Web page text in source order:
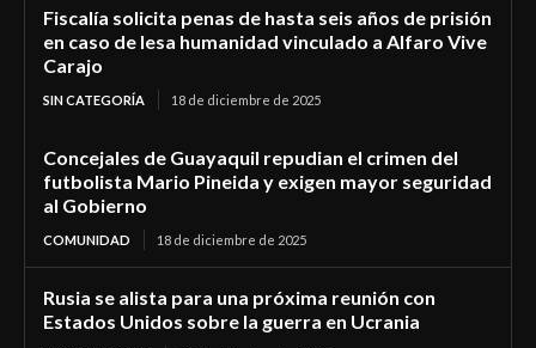
Fiscalía solicita penas de hasta seis años de prisión
en caso de lesa humanidad vinculado a Alfaro Vive
Carajo
SIN CATEGORÍA 18 de diciembre de 2025
Concejales de Guayaquil repudian el crimen del
futbolista Mario Pineida y exigen mayor seguridad
al Gobierno
COMUNIDAD 18 de diciembre de 2025
Rusia se alista para una próxima reunión con
Estados Unidos sobre la guerra en Ucrania